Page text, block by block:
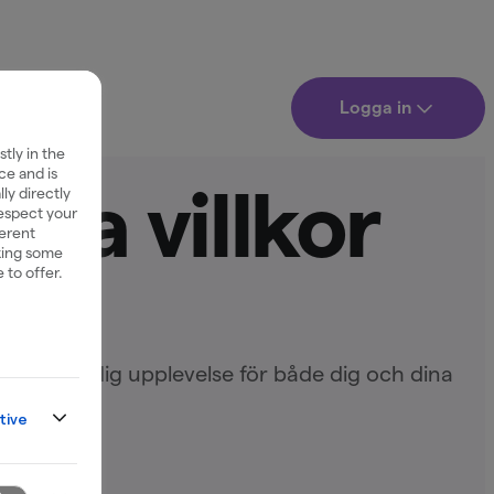
Logga in
villkor
en smidig upplevelse för både dig och dina
in the
and is
directly
your
some
to offer.